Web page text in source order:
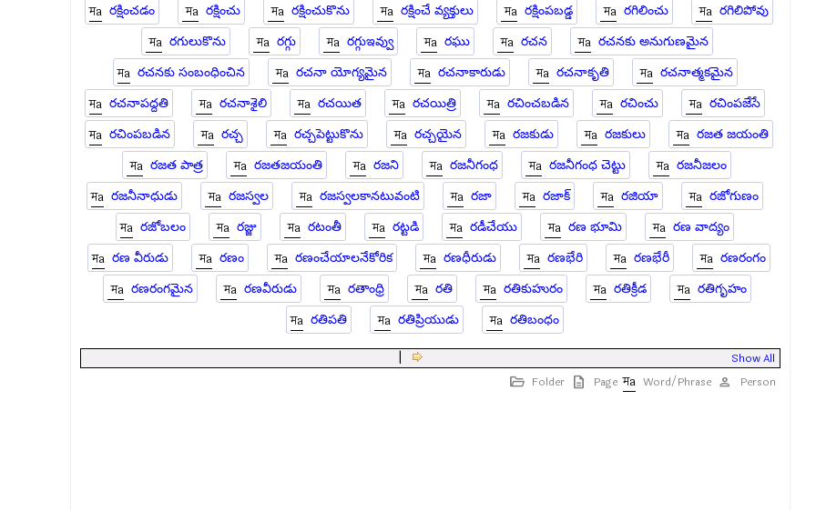
రక్షించడం
రక్షించు రక్షించుకొను రక్షించే వ్యక్తులు రక్షింపబడ్డ రగిలించు
రగిలిపోవు
రగులుకొను
రగ్గు రగ్గుఇవ్వు రఘు రచన
రచనకు అనుగుణమైన
రచనకు సంబంధించిన
రచనా యోగ్యమైన రచనాకారుడు రచనాకృతి
రచనాత్మకమైన
రచనాపద్దతి
రచనాశైలి రచయిత రచయిత్రి రచించబడిన రచించు
రచింపజేసే
రచింపబడిన
రచ్చ రచ్చపెట్టుకొను రచ్చయైన రజకుడు రజకులు
రజత జయంతి
రజత పాత్ర
రజతజయంతి రజని రజనీగంధ రజనీగంధ చెట్టు
రజనీజలం
రజనీనాధుడు
రజస్వల రజస్వలకానటువంటి రజా రజాక్ రజియా
రజోగుణం
రజోబలం
రజ్జు రటంతీ రట్టడి రడీచేయు రణ భూమి
రణ వాద్యం
రణ వీరుడు
రణం రణంచేయాలనేకోరిక రణధీరుడు రణభేరి రణభేరీ
రణరంగం
రణరంగమైన
రణవీరుడు రతాంధ్రి రతి రతికుహురం రతిక్రీడ
రతిగృహం
రతిపతి
రతిప్రియుడు
రతిబంధం
Show All
Folder
Page Word/Phrase Person